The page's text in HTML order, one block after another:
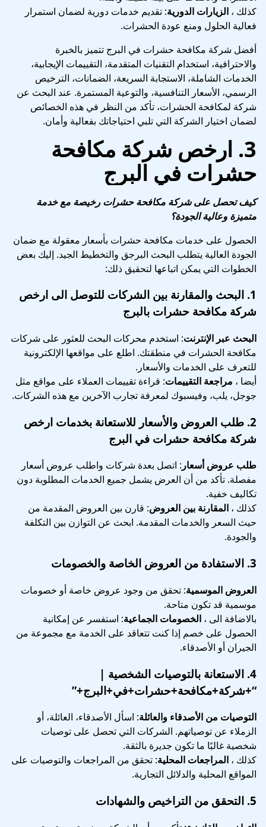
كذلك ، الزيارات الدورية: تقديم خدمات دورية لضمان استمرار
فعالية الحلول ومنع عودة الحشرات.
أفضل شركة مكافحة حشرات في البرج تتميز بالخبرة
والاحترافية، استخدام التقنيات المتقدمة، التقييمات الإيجابية،
الخدمات الشاملة، الاستجابة السريعة، الضمانات، الترخيص
الرسمي، الأسعار التنافسية، والتوعية المستمرة. عند البحث عن
شركة لمكافحة الحشرات، تأكد من النظر في هذه الخصائص
لضمان اختيار الشركة التي تلبي احتياجاتك بفعالية وأمان.
3. ارخص شركة مكافحة
حشرات في البرج
كيف تحصل على شركة مكافحة حشرات رخيصة مع خدمة
متميزة وعالية الجودة؟
الحصول على خدمات مكافحة حشرات بأسعار معقولة مع ضمان
الجودة العالية يتطلب البحث البرجق والتخطيط الجيد. إليك بعض
الخطوات التي يمكن اتباعها لتحقيق ذلك:
1. البحث والمقارنة بين الشركات للتوصل الى ارخص
شركة مكافحة حشرات بالبرج
البحث عبر الإنترنت: استخدم محركات البحث للعثور على شركات
مكافحة الحشرات في منطقتك. اطلع على مواقعها الإلكترونية
للتعرف على الخدمات والأسعار.
أيضا ، مراجعة التقييمات: قراءة تقييمات العملاء على مواقع مثل
جوجل، يلب، وفيسبوك لمعرفة تجارب الآخرين مع هذه الشركات.
2. طلب العروض والأسعار للاستعانة بخدمات ارخص
شركة مكافحة حشرات في البرج
طلب عروض أسعار: اتصل بعدة شركات واطلب عروض أسعار
مفصلة. تأكد من أن العرض يشمل جميع الخدمات المطلوبة دون
تكاليف خفية.
كذلك ، المقارنة بين العروض: قارن بين العروض المقدمة من
حيث السعر والخدمات المقدمة. ابحث عن التوازن بين التكلفة
والجودة.
3. الاستفادة من العروض الخاصة والخصومات
العروض الموسمية: تحقق من وجود عروض خاصة أو خصومات
موسمية قد تكون متاحة.
بالاضافة الى ، الخصومات الجماعية: استفسر عن إمكانية
الحصول على خصم إذا كنت تتعاقد على الخدمة مع مجموعة من
الجيران أو الأصدقاء.
4. الاستعانة بالتوصيات الشخصية |
“+شركة+مكافحة+حشرات+في+البرج+”
التوصيات من الأصدقاء والعائلة: اسأل الأصدقاء، العائلة، أو
الزملاء عن توصياتهم. الشركات التي تحصل على توصيات
شخصية غالبًا ما تكون جديرة بالثقة.
كذلك ، المراجعات المحلية: تحقق من المراجعات والتوصيات على
المواقع المحلية والدلائل التجارية.
5. التحقق من التراخيص والشهادات